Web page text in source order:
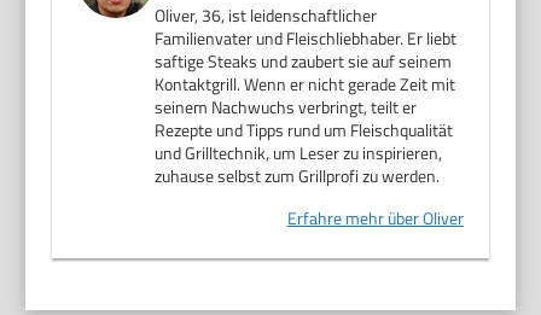
Oliver, 36, ist leidenschaftlicher
Familienvater und Fleischliebhaber. Er liebt
saftige Steaks und zaubert sie auf seinem
Kontaktgrill. Wenn er nicht gerade Zeit mit
seinem Nachwuchs verbringt, teilt er
Rezepte und Tipps rund um Fleischqualität
und Grilltechnik, um Leser zu inspirieren,
zuhause selbst zum Grillprofi zu werden.
Erfahre mehr über Oliver